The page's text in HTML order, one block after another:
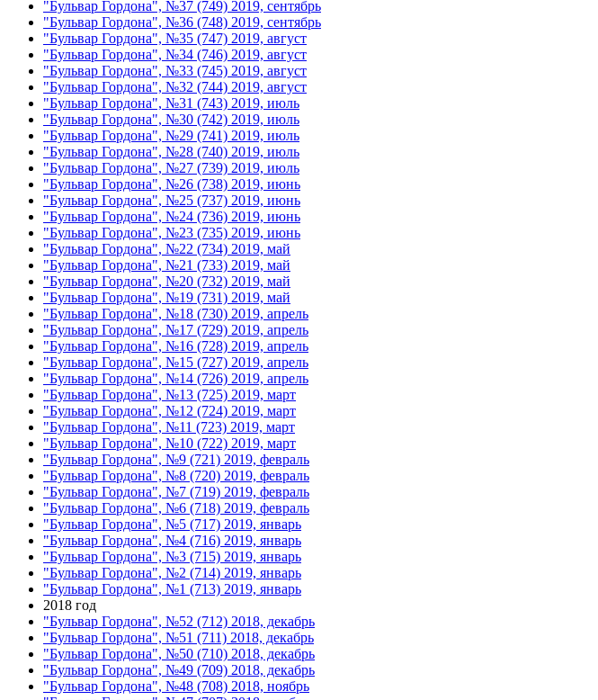
"Бульвар Гордона", №37 (749) 2019, сентябрь
"Бульвар Гордона", №36 (748) 2019, сентябрь
"Бульвар Гордона", №35 (747) 2019, август
"Бульвар Гордона", №34 (746) 2019, август
"Бульвар Гордона", №33 (745) 2019, август
"Бульвар Гордона", №32 (744) 2019, август
"Бульвар Гордона", №31 (743) 2019, июль
"Бульвар Гордона", №30 (742) 2019, июль
"Бульвар Гордона", №29 (741) 2019, июль
"Бульвар Гордона", №28 (740) 2019, июль
"Бульвар Гордона", №27 (739) 2019, июль
"Бульвар Гордона", №26 (738) 2019, июнь
"Бульвар Гордона", №25 (737) 2019, июнь
"Бульвар Гордона", №24 (736) 2019, июнь
"Бульвар Гордона", №23 (735) 2019, июнь
"Бульвар Гордона", №22 (734) 2019, май
"Бульвар Гордона", №21 (733) 2019, май
"Бульвар Гордона", №20 (732) 2019, май
"Бульвар Гордона", №19 (731) 2019, май
"Бульвар Гордона", №18 (730) 2019, апрель
"Бульвар Гордона", №17 (729) 2019, апрель
"Бульвар Гордона", №16 (728) 2019, апрель
"Бульвар Гордона", №15 (727) 2019, апрель
"Бульвар Гордона", №14 (726) 2019, апрель
"Бульвар Гордона", №13 (725) 2019, март
"Бульвар Гордона", №12 (724) 2019, март
"Бульвар Гордона", №11 (723) 2019, март
"Бульвар Гордона", №10 (722) 2019, март
"Бульвар Гордона", №9 (721) 2019, февраль
"Бульвар Гордона", №8 (720) 2019, февраль
"Бульвар Гордона", №7 (719) 2019, февраль
"Бульвар Гордона", №6 (718) 2019, февраль
"Бульвар Гордона", №5 (717) 2019, январь
"Бульвар Гордона", №4 (716) 2019, январь
"Бульвар Гордона", №3 (715) 2019, январь
"Бульвар Гордона", №2 (714) 2019, январь
"Бульвар Гордона", №1 (713) 2019, январь
2018 год
"Бульвар Гордона", №52 (712) 2018, декабрь
"Бульвар Гордона", №51 (711) 2018, декабрь
"Бульвар Гордона", №50 (710) 2018, декабрь
"Бульвар Гордона", №49 (709) 2018, декабрь
"Бульвар Гордона", №48 (708) 2018, ноябрь